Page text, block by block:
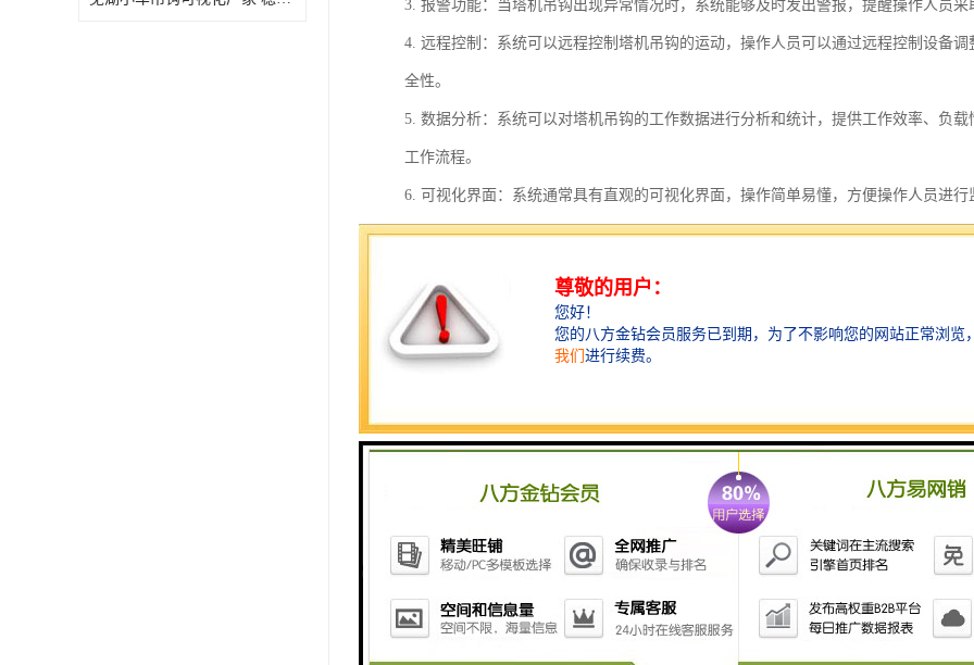
3. 报警功能：当塔机吊钩出现异常情况时，系统能够及时发出警报，提醒操作人员
4. 远程控制：系统可以远程控制塔机吊钩的运动，操作人员可以通过远程控制设备
全性。
5. 数据分析：系统可以对塔机吊钩的工作数据进行分析和统计，提供工作效率、负
工作流程。
6. 可视化界面：系统通常具有直观的可视化界面，操作简单易懂，方便操作人员进行
7. 安全性能：塔机吊钩追踪安全系统通常具有高度的安全性能，能够确保吊钩的稳